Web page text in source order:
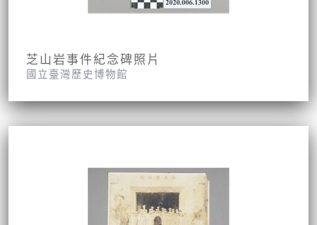
芝山岩事件紀念碑照片
國立臺灣歷史博物館